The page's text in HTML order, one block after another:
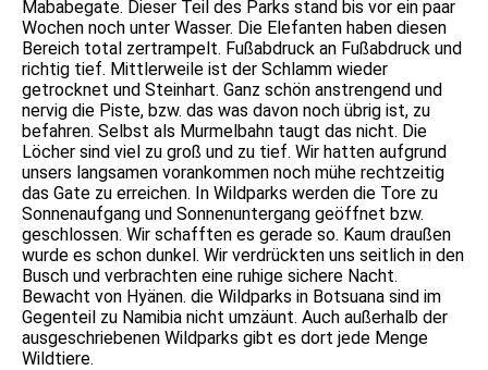
Mababegate. Dieser Teil des Parks stand bis vor ein paar
Wochen noch unter Wasser. Die Elefanten haben diesen
Bereich total zertrampelt. Fußabdruck an Fußabdruck und
richtig tief. Mittlerweile ist der Schlamm wieder
getrocknet und Steinhart. Ganz schön anstrengend und
nervig die Piste, bzw. das was davon noch übrig ist, zu
befahren. Selbst als Murmelbahn taugt das nicht. Die
Löcher sind viel zu groß und zu tief. Wir hatten aufgrund
unsers langsamen vorankommen noch mühe rechtzeitig
das Gate zu erreichen. In Wildparks werden die Tore zu
Sonnenaufgang und Sonnenuntergang geöffnet bzw.
geschlossen. Wir schafften es gerade so. Kaum draußen
wurde es schon dunkel. Wir verdrückten uns seitlich in den
Busch und verbrachten eine ruhige sichere Nacht.
Bewacht von Hyänen. die Wildparks in Botsuana sind im
Gegenteil zu Namibia nicht umzäunt. Auch außerhalb der
ausgeschriebenen Wildparks gibt es dort jede Menge
Wildtiere.